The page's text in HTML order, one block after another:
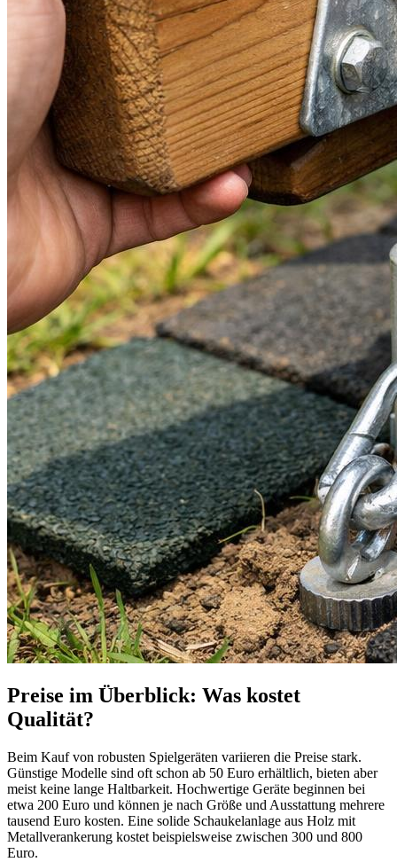
Preise im Überblick: Was kostet
Qualität?
Beim Kauf von robusten Spielgeräten variieren die Preise stark.
Günstige Modelle sind oft schon ab 50 Euro erhältlich, bieten aber
meist keine lange Haltbarkeit. Hochwertige Geräte beginnen bei
etwa 200 Euro und können je nach Größe und Ausstattung mehrere
tausend Euro kosten. Eine solide Schaukelanlage aus Holz mit
Metallverankerung kostet beispielsweise zwischen 300 und 800
Euro.